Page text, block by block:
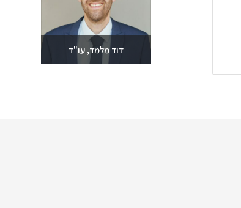
דוד מלמד, עו"ד